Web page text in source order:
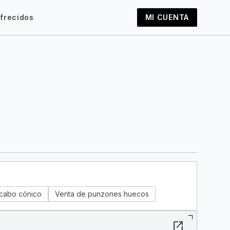
MI CUENTA
cónico Venta de punzones huecos
open_in_new